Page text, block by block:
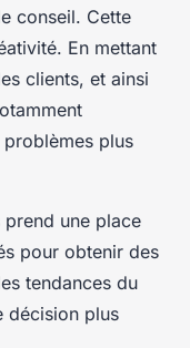
conseil. Cette
En mettant
clients, et ainsi
problèmes plus
prend une place
pour obtenir des
tendances du
décision plus